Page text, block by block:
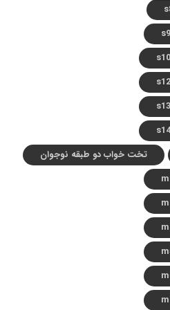
تخت خواب دو طبقه نوجوان